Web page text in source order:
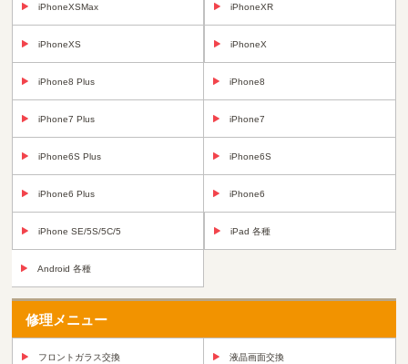
iPhoneXSMax iPhoneXR
iPhoneXS iPhoneX
iPhone8 Plus iPhone8
iPhone7 Plus iPhone7
iPhone6S Plus iPhone6S
iPhone6 Plus iPhone6
iPhone SE/5S/5C/5 iPad 各種
Android 各種
修理メニュー
フロントガラス交換 液晶画面交換